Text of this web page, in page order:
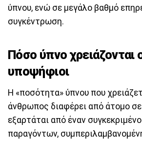
ύπνου, ενώ σε μεγάλο βαθμό
συγκέντρωση.
Πόσο ύπνο χρειάζονται
υποψήφιοι
Η «ποσότητα» ύπνου που
άνθρωπος διαφέρει από άτομο
εξαρτάται από έναν
παραγόντων,